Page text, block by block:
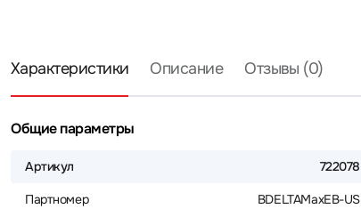
Характеристики Описание Отзывы (0)
Общие параметры
Артикул 722078
Партномер BDELTAMaxEB-US